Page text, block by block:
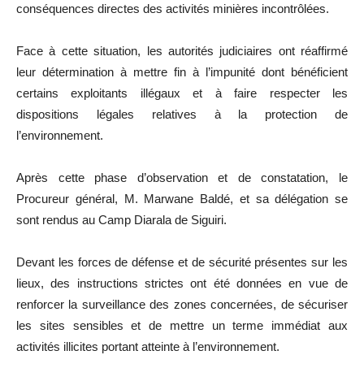
conséquences directes des activités minières incontrôlées.
Face à cette situation, les autorités judiciaires ont réaffirmé
leur détermination à mettre fin à l’impunité dont bénéficient
certains exploitants illégaux et à faire respecter les
dispositions légales relatives à la protection de
l’environnement.
Après cette phase d’observation et de constatation, le
Procureur général, M. Marwane Baldé, et sa délégation se
sont rendus au Camp Diarala de Siguiri.
Devant les forces de défense et de sécurité présentes sur les
lieux, des instructions strictes ont été données en vue de
renforcer la surveillance des zones concernées, de sécuriser
les sites sensibles et de mettre un terme immédiat aux
activités illicites portant atteinte à l’environnement.